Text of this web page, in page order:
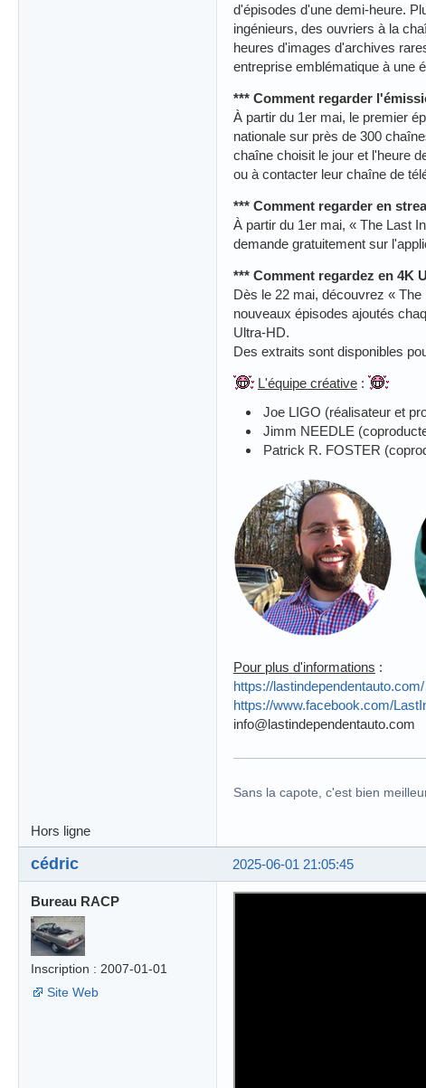
d'épisodes d'une demi-heure.
ingénieurs, des ouvriers à la
heures d'images d'archives
entreprise emblématique à une
*** Comment regarder
À partir du 1er mai, le premier
nationale sur près de 300
chaîne choisit le jour et l'heure
ou à contacter leur chaîne de
*** Comment regarder en
À partir du 1er mai, « The Last
demande gratuitement sur
*** Comment regardez en 4K
Dès le 22 mai, découvrez «
nouveaux épisodes ajoutés
Ultra-HD.
Des extraits sont disponibles
L'équipe créative :
Joe LIGO (réalisateur et
Jimm NEEDLE
Patrick R. FOSTER
Pour plus d'informations :
https://lastindependentauto.com/
https://www.facebook.com/
info@lastindependentauto.com
Sans la capote, c'est bien
Hors ligne
2025-06-01 21:05:45
cédric
Bureau RACP
Inscription : 2007-01-01
Site Web